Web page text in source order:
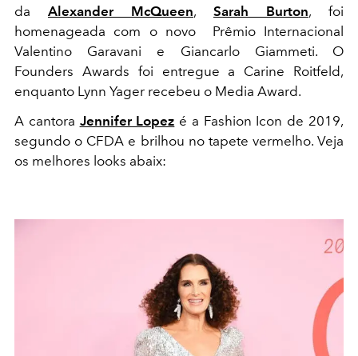
da Alexander McQueen, Sarah Burton, foi
homenageada com o novo Prêmio Internacional
Valentino Garavani e Giancarlo Giammeti. O
Founders Awards foi entregue a Carine Roitfeld,
enquanto Lynn Yager recebeu o Media Award.
A cantora Jennifer Lopez é a Fashion Icon de 2019,
segundo o CFDA e brilhou no tapete vermelho. Veja
os melhores looks abaix: